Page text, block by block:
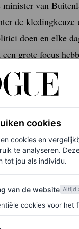
minister van
de
doen en elke
grote focus
zei ze ooit
worden
keren krijgt
pak dragen
cookies
cookies en
te analyseren.
tot jou als individu.
de website
van de website Altijd
cookies voor het